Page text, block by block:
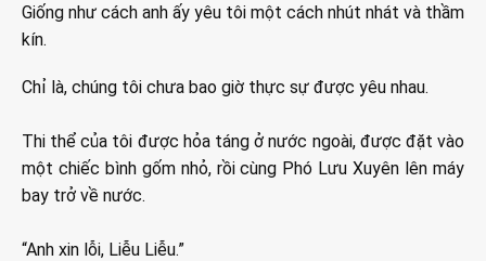
Giống như cách anh ấy yêu tôi một cách nhút nhát và thầm
kín.
Chỉ là, chúng tôi chưa bao giờ thực sự được yêu nhau.
Thi thể của tôi được hỏa táng ở nước ngoài, được đặt vào
một chiếc bình gốm nhỏ, rồi cùng Phó Lưu Xuyên lên máy
bay trở về nước.
“Anh xin lỗi, Liễu Liễu.”